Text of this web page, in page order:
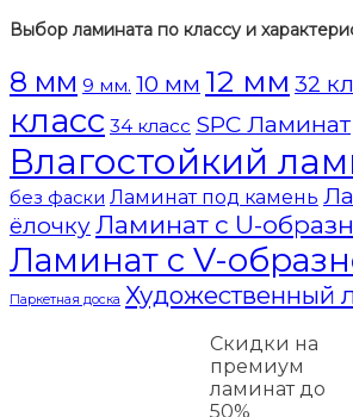
Выбор ламината по классу и
8 мм 9 мм. 10 мм 12 мм 32
класс 34 класс SPC Ламинат
Влагостойкий
без фаски Ламинат под камень
ёлочкуЛаминат с U-
Ламинат с V-
Паркетная доска Художественный
Скидки на
премиум
ламинат до
50%